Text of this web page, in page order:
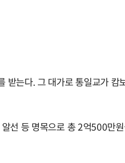
는다. 그 대가로 통일교가
선 등 명목으로 총 2억500만